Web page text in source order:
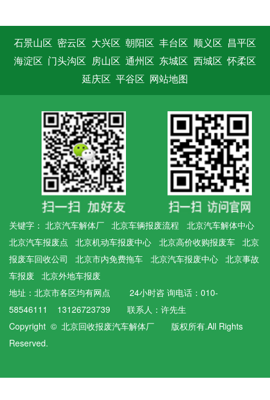
石景山区 密云区 大兴区 朝阳区 丰台区 顺义区 昌平区
海淀区 门头沟区 房山区 通州区 东城区 西城区 怀柔区
延庆区 平谷区 网站地图
关键字： 北京汽车解体厂 北京车辆报废流程
北京汽车解体中心
北京汽车报废点
北京机动车报废中心 北京高价收购报废车
北京
报废车回收公司
北京市内免费拖车 北京汽车报废中心
北京事故
车报废
北京外地车报废
地址：北京市各区均有网点 24小时咨 询电话：010-
58546111 13126723739 联系人：许先生
Copyright © 北京回收报废汽车解体厂 版权所有.All Rights
Reserved.